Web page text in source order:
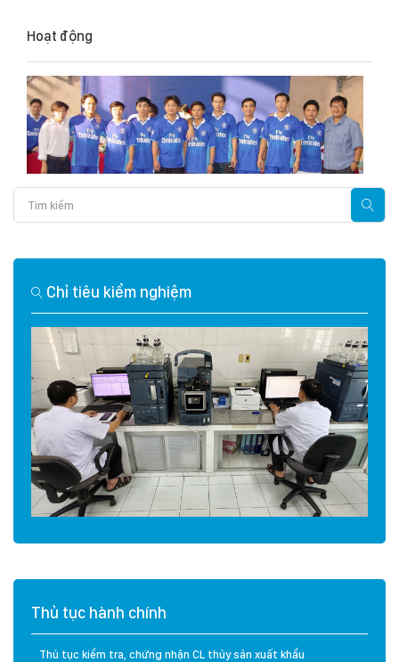
Hoạt động
Chỉ tiêu kiểm nghiệm
Thủ tục hành chính
Thủ tục kiểm tra, chứng nhận CL thủy sản xuất khẩu